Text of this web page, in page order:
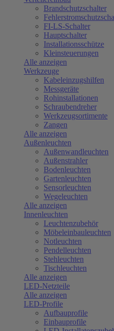
Brandschutzschalter
FI-LS-Schalter
Hauptschalter
Installationsschütze
Kleinsteuerungen
Alle anzeigen
Werkzeuge
Kabeleinzugshilfen
Messgeräte
Rohinstallationen
Schraubendreher
Werkzeugsortimente
Zangen
Alle anzeigen
Außenleuchten
Außenwandleuchten
Außenstrahler
Bodenleuchten
Gartenleuchten
Sensorleuchten
Wegeleuchten
Alle anzeigen
Innenleuchten
Leuchtenzubehör
Möbeleinbauleuchten
Notleuchten
Pendelleuchten
Stehleuchten
Tischleuchten
Alle anzeigen
LED-Netzteile
Alle anzeigen
LED-Profile
Aufbauprofile
Einbauprofile